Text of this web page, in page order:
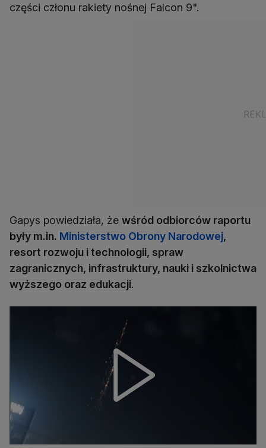
części członu rakiety nośnej Falcon 9".
Gapys powiedziała, że wśród odbiorców raportu
były m.in. Ministerstwo Obrony Narodowej,
resort rozwoju i technologii, spraw
zagranicznych, infrastruktury, nauki i szkolnictwa
wyższego oraz edukacji.